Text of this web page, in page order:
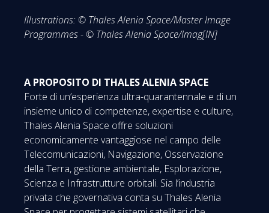
Illustrations: © Thales Alenia Space/Master Image
Programmes - © Thales Alenia Space/Imag[IN]
A PROPOSITO DI THALES ALENIA SPACE
Forte di un’esperienza ultra-quarantennale e di un
insieme unico di competenze, expertise e culture,
Thales Alenia Space offre soluzioni
economicamente vantaggiose nel campo delle
Telecomunicazioni, Navigazione, Osservazione
della Terra, gestione ambientale, Esplorazione,
Scienza e Infrastrutture orbitali. Sia l’industria
privata che governativa conta su Thales Alenia